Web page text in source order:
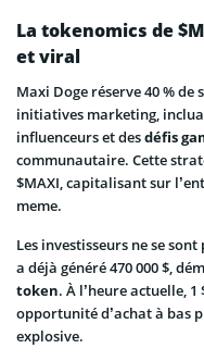
La tokenomics de
et viral
Maxi Doge réserve 40 %
initiatives marketing,
influenceurs et desdéfis
communautaire. Cette
$MAXI, capitalisant sur
meme.
Les investisseurs ne se
a déjà généré 470 000 $,
token. À l’heure actuelle,
opportunité d’achat à bas
explosive.